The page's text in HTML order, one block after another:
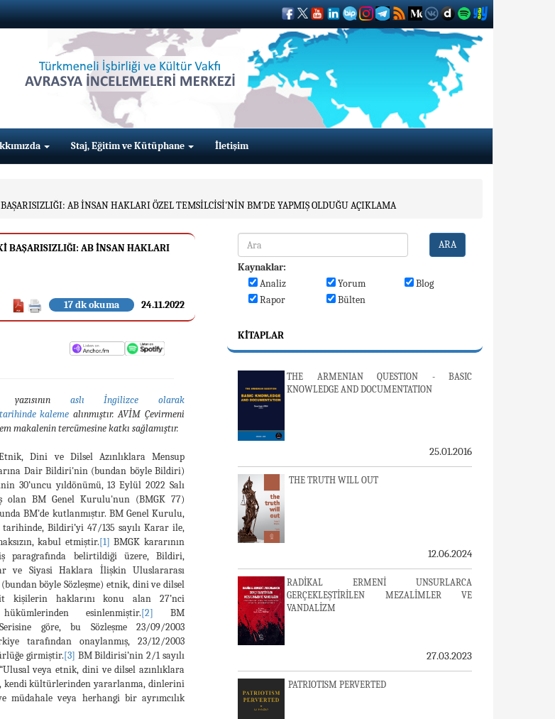
Staj, Eğitim ve Kütüphane İletişim
AB İNSAN HAKLARI ÖZEL TEMSİLCİSİ'NİN BM'DE YAPMIŞ OLDUĞU AÇIKLAMA
BAŞARISIZLIĞI: AB İNSAN HAKLARI
24.11.2022
17 dk okuma
aslı İngilizce olarak
kaleme alınmıştır. AVİM Çevirmeni
makalenin tercümesine katkı sağlamıştır.
Dini ve Dilsel Azınlıklara Mensup
Dair Bildiri'nin (bundan böyle Bildiri)
30’uncu yıldönümü, 13 Eylül 2022 Salı
olan BM Genel Kurulu'nun (BMGK 77)
BM'de kutlanmıştır. BM Genel Kurulu,
tarihinde, Bildiri’yi 47/135 sayılı Karar ile,
kabul etmiştir.[1] BMGK kararının
paragrafında belirtildiği üzere, Bildiri,
ve Siyasi Haklara İlişkin Uluslararası
(bundan böyle Sözleşme) etnik, dini ve dilsel
kişilerin haklarını konu alan 27’nci
esinlenmiştir.[2] BM
göre, bu Sözleşme 23/09/2003
tarafından onaylanmış, 23/12/2003
girmiştir.[3] BM Bildirisi’nin 2/1 sayılı
veya etnik, dini ve dilsel azınlıklara
kendi kültürlerinden yararlanma, dinlerini
müdahale veya herhangi bir ayrımcılık
ARA
Kaynaklar:
Analiz
Yorum
Blog
Rapor
Bülten
KITAPLAR
THE ARMENIAN QUESTION - BASIC
KNOWLEDGE AND DOCUMENTATION
25.01.2016
THE TRUTH WILL OUT
12.06.2024
RADİKAL ERMENİ UNSURLARCA
GERÇEKLEŞTİRİLEN MEZALİMLER VE
VANDALİZM
27.03.2023
PATRIOTISM PERVERTED